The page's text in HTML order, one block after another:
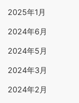
2025年1月
2024年6月
2024年5月
2024年3月
2024年2月